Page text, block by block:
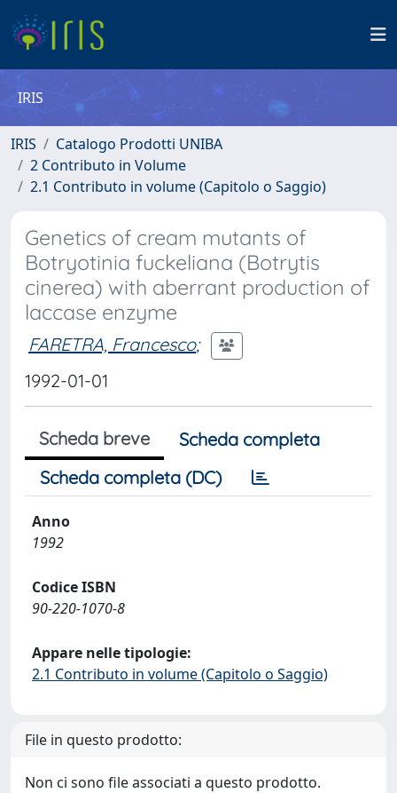
IRIS
IRIS
Catalogo Prodotti UNIBA
2 Contributo in Volume
2.1 Contributo in volume (Capitolo o Saggio)
Genetics of cream mutants of
Botryotinia fuckeliana (Botrytis
cinerea) with aberrant production of
laccase enzyme
FARETRA, Francesco;
1992-01-01
Scheda breve
Scheda completa
Scheda completa (DC)
Anno
1992
Codice ISBN
90-220-1070-8
Appare nelle tipologie:
2.1 Contributo in volume (Capitolo o Saggio)
File in questo prodotto:
Non ci sono file associati a questo prodotto.